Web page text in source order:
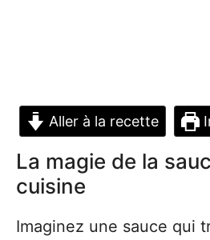
Aller à la recette
La magie de la
cuisine
Imaginez une sauce qui